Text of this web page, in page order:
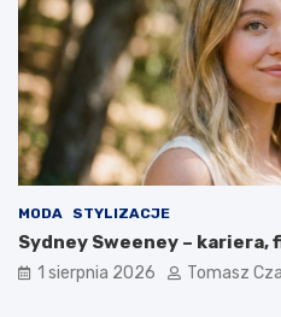
MODA STYLIZACJE
Sydney Sweeney – kariera,
1 sierpnia 2026 Tomasz